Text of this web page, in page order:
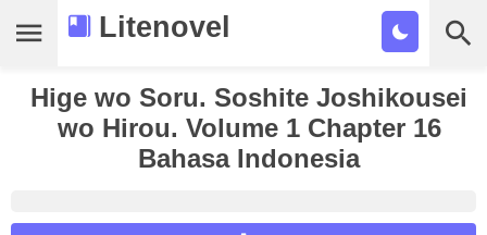
Litenovel
Daftar Novel
Tamat
Hige wo Soru. Soshite Joshikousei
wo Hirou. Volume 1 Chapter 16
Bahasa Indonesia